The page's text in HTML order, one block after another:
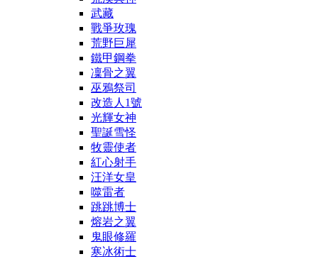
武藏
戰爭玫瑰
荒野巨犀
鐵甲鋼拳
凜骨之翼
巫鴉祭司
改造人1號
光輝女神
聖誕雪怪
牧靈使者
紅心射手
汪洋女皇
噬雷者
跳跳博士
熔岩之翼
鬼眼修羅
寒冰術士